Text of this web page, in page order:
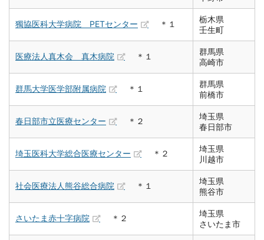
獨協医科大学病院 PETセンター ＊１
栃木県
壬生町
医療法人真木会 真木病院 ＊１
群馬県
高崎市
群馬大学医学部附属病院 ＊１
群馬県
前橋市
春日部市立医療センター ＊２
埼玉県
春日部市
埼玉医科大学総合医療センター ＊２
埼玉県
川越市
社会医療法人熊谷総合病院 ＊１
埼玉県
熊谷市
さいたま赤十字病院 ＊２
埼玉県
さいたま市